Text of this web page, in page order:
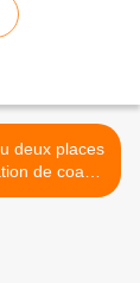
deux places
de coach
parental à Gap ! >